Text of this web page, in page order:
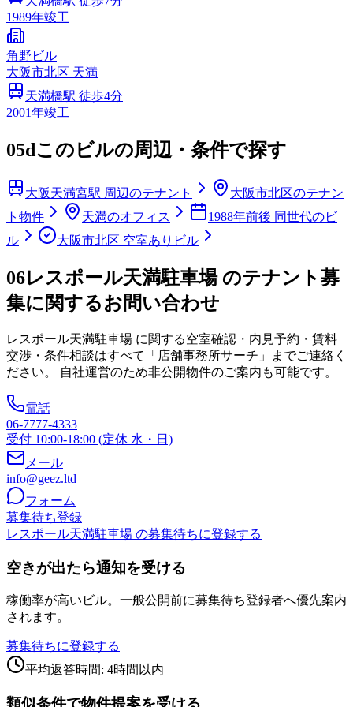
1989年竣工
角野ビル
大阪市北区 天満
天満橋駅 徒歩4分
2001年竣工
05d このビルの周辺・条件で探す
大阪天満宮駅 周辺のテナント
大阪市北区のテナン
ト物件
天満のオフィス
1988年前後 同世代のビ
ル
大阪市北区 空室ありビル
06レスポール天満駐車場 のテナント募
集に関するお問い合わせ
レスポール天満駐車場 に関する空室確認・内見予約・賃料
交渉・条件相談はすべて「店舗事務所サーチ」までご連絡く
ださい。 自社運営のため非公開物件のご案内も可能です。
電話
06-7777-4333
受付 10:00-18:00 (定休 水・日)
メール
info@geez.ltd
フォーム
募集待ち登録
レスポール天満駐車場 の募集待ちに登録する
空きが出たら通知を受ける
稼働率が高いビル。一般公開前に募集待ち登録者へ優先案内
されます。
募集待ちに登録する
平均返答時間: 4時間以内
類似条件で物件提案を受ける